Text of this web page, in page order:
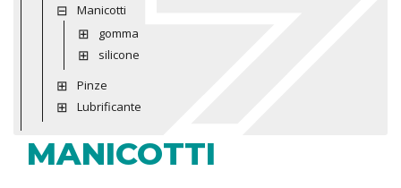
Manicotti
gomma
silicone
Pinze
Lubrificante
MANICOTTI